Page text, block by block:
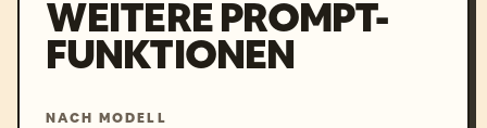
WEITERE PROMPT-
FUNKTIONEN
NACH MODELL